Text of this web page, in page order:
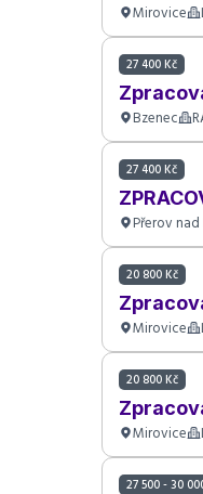
Mirovice
27 400 Kč
Bzenec
27 400 Kč
Přerov
20 800 Kč
Mirovice
20 800 Kč
Mirovice
27 500 - 30